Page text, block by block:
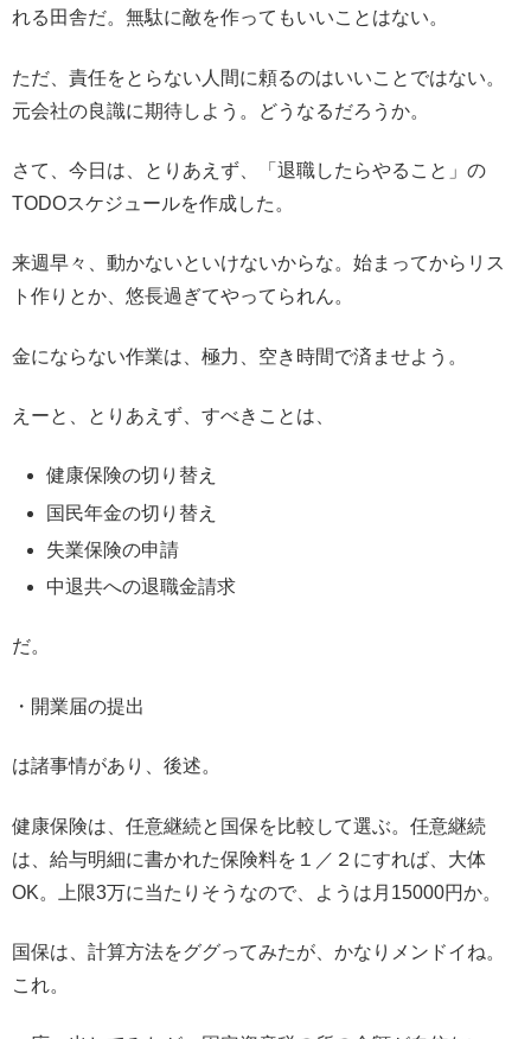
れる田舎だ。無駄に敵を作ってもいいことはない。
ただ、責任をとらない人間に頼るのはいいことではない。
元会社の良識に期待しよう。どうなるだろうか。
さて、今日は、とりあえず、「退職したらやること」の
TODOスケジュールを作成した。
来週早々、動かないといけないからな。始まってからリス
ト作りとか、悠長過ぎてやってられん。
金にならない作業は、極力、空き時間で済ませよう。
えーと、とりあえず、すべきことは、
健康保険の切り替え
国民年金の切り替え
失業保険の申請
中退共への退職金請求
だ。
・開業届の提出
は諸事情があり、後述。
健康保険は、任意継続と国保を比較して選ぶ。任意継続
は、給与明細に書かれた保険料を１／２にすれば、大体
OK。上限3万に当たりそうなので、ようは月15000円か。
国保は、計算方法をググってみたが、かなりメンドイね。
これ。